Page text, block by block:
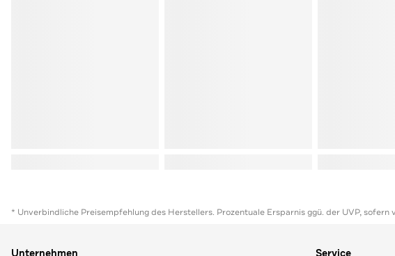
* Unverbindliche Preisempfehlung des Herstellers. Prozentuale Ersparnis ggü. der UVP, sofern